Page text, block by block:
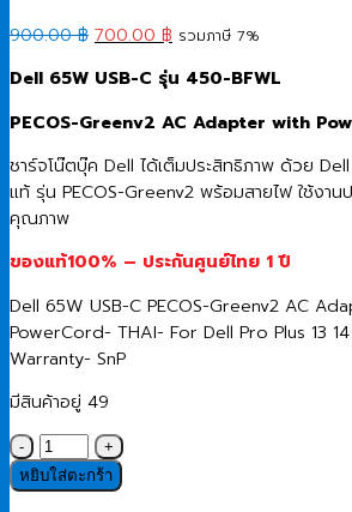
900.00฿ Original
was:
900.00 ฿.
700.00 ฿ Current
is:
700.00 ฿.
รวมภาษี 7%
Dell 65W USB-C รุ่น 450-BFWL
PECOS-Greenv2 AC Adapter with
ชาร์จโน๊ตบุ๊ค Dell ได้เต็มประสิทธิภาพ ด้วย
แท้ รุ่น PECOS-Greenv2 พร้อมสายไฟ ใช้งา
คุณภาพ
ของแท้100% – ประกันศูนย์ไทย 1 ปี
Dell 65W USB-C PECOS-Greenv2 AC
PowerCord- THAI- For Dell Pro Plus 13
Warranty- SnP
มีสินค้าอยู่ 49
จำนวน
AC
Adapter
หยิบใส่ตะกร้า